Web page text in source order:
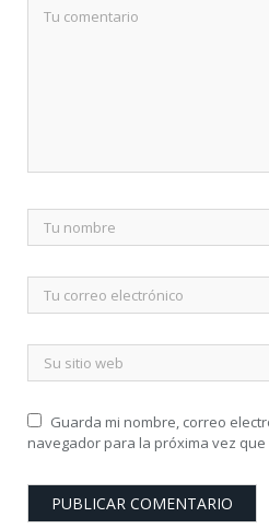
Guarda mi nombre, correo
navegador para la próxima vez que